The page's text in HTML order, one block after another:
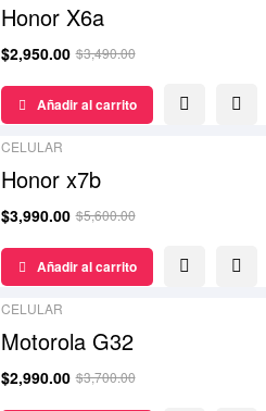
Honor X6a
$3,490.00
$2,950.00
Añadir al carrito
CELULAR
Honor x7b
$5,600.00
$3,990.00
Añadir al carrito
CELULAR
Motorola G32
$3,700.00
$2,990.00